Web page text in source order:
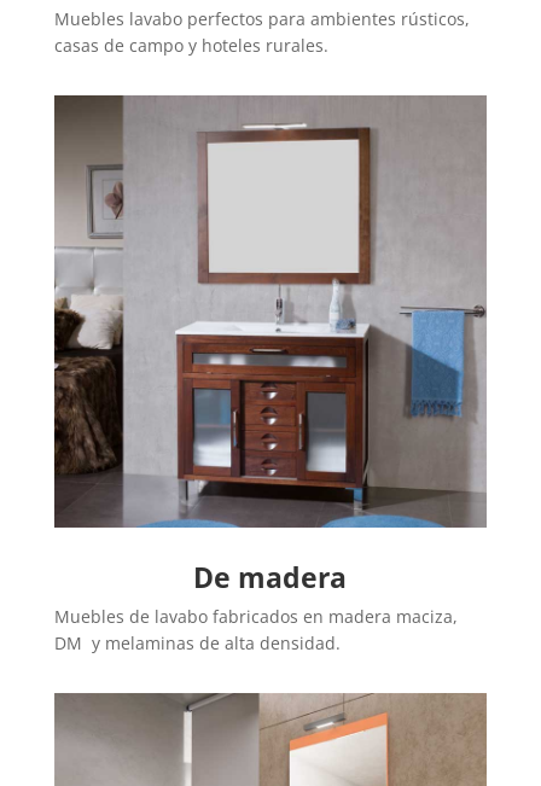
Muebles lavabo perfectos para ambientes rústicos,
casas de campo y hoteles rurales.
De madera
Muebles de lavabo fabricados en madera maciza,
DM y melaminas de alta densidad.